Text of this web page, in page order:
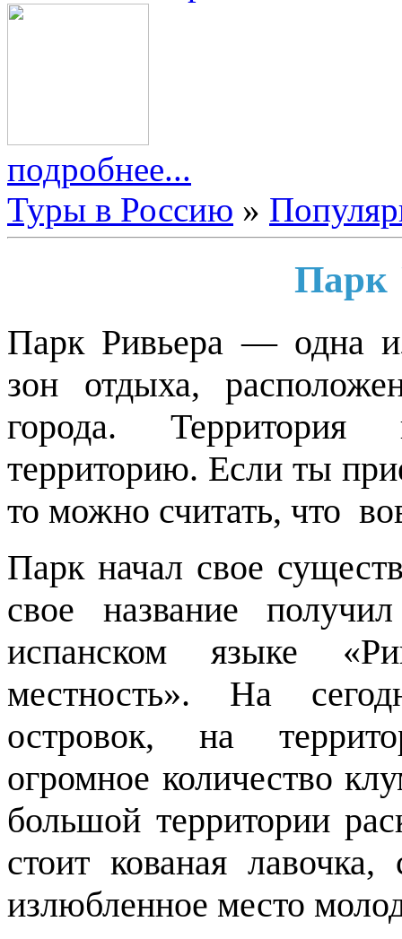
подробнее...
Туры в Россию »
Парк
Парк Ривьера — одна
зон отдыха,
города.
территорию. Если ты
то можно считать, что
Парк начал свое
свое название
испанском языке
местность». На
островок, на
огромное количество
большой территории
стоит кованая
излюбленное место